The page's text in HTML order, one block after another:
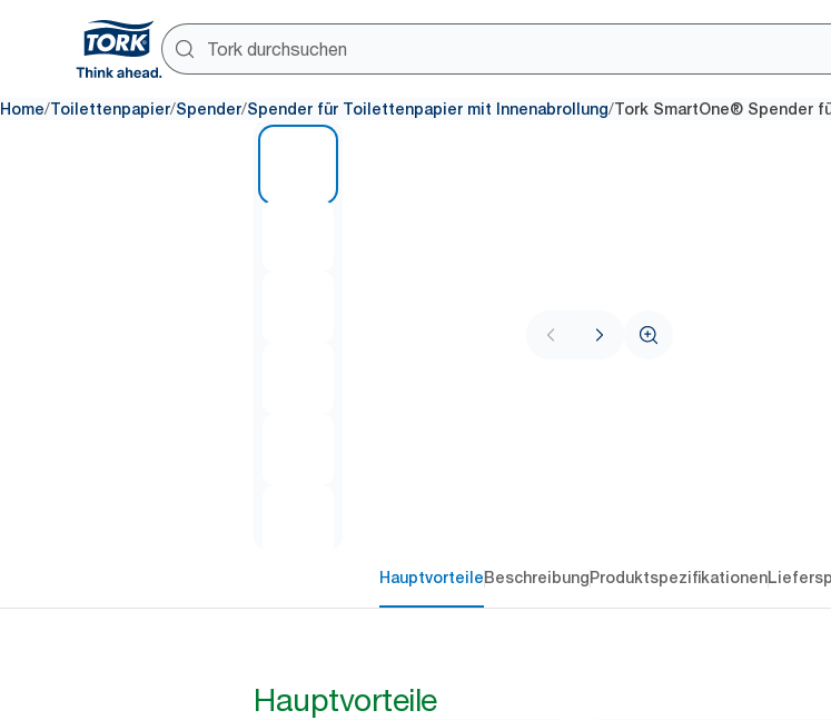
Home/Toilettenpapier/Spender/Spender für Toilettenpapier mit Innenabrollung/Tork SmartOne® Spender
HauptvorteileBeschreibungProduktspezifikationen
Hauptvorteile